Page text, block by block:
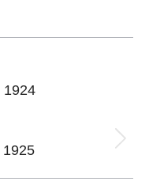
LinkedIn
1924
1925